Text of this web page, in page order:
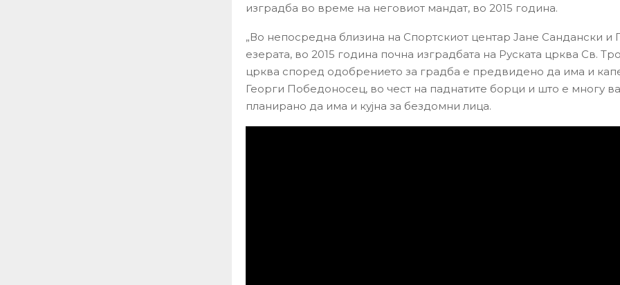
изградба во време на неговиот мандат, во 2015 година.
„Во непосредна близина на Спортскиот центар Јане Сандански и
езерата, во 2015 година почна изградбата на Руската црква Св.
црква според одобрението за градба е предвидено да има и
Георги Победоносец, во чест на паднатите борци и што е многу
планирано да има и кујна за бездомни лица.